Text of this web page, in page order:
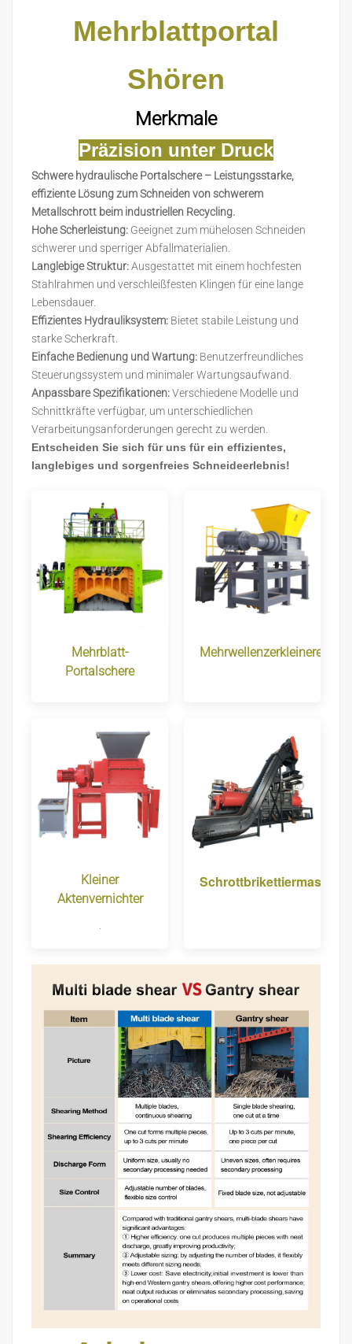
Mehrblattportal
Shören
Merkmale
Präzision unter Druck
Schwere hydraulische Portalschere – Leistungsstarke,
effiziente Lösung zum Schneiden von schwerem
Metallschrott beim industriellen Recycling.
Hohe Scherleistung: Geeignet zum mühelosen Schneiden
schwerer und sperriger Abfallmaterialien.
Langlebige Struktur:Ausgestattet mit einem hochfesten
Stahlrahmen und verschleißfesten Klingen für eine lange
Lebensdauer.
Effizientes Hydrauliksystem: Bietet stabile Leistung und
starke Scherkraft.
Einfache Bedienung und Wartung: Benutzerfreundliches
Steuerungssystem und minimaler Wartungsaufwand.
Anpassbare Spezifikationen:Verschiedene Modelle und
Schnittkräfte verfügbar, um unterschiedlichen
Verarbeitungsanforderungen gerecht zu werden.
Entscheiden Sie sich für uns für ein effizientes,
langlebiges und sorgenfreies Schneideerlebnis!
Mehrblatt-
Portalschere
Mehrwellenzerkleinerer
Kleiner
Aktenvernichter